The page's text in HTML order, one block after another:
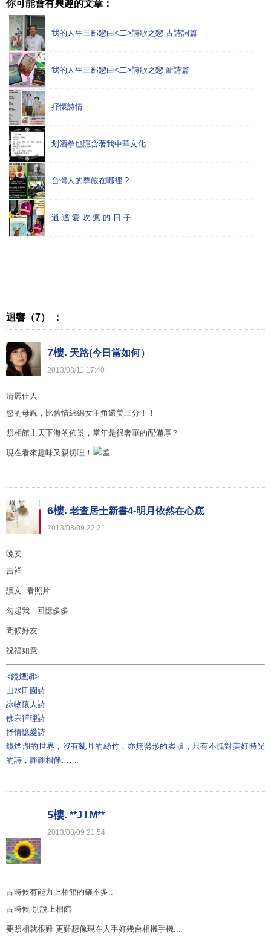
你可能會有興趣的文章：
我的人生三部戀曲<二>詩歌之戀 古詩詞篇
我的人生三部戀曲<二>詩歌之戀 新詩篇
抒懷詩情
划酒拳也隱含著我中華文化
台灣人的尊嚴在哪裡 ?
逍 遙 愛 吹 瘋 的 日 子
迴響（7） ：
7樓. 天路(今日當如何）
2013/08/11 17:40
清麗佳人
您的母親，比舊情綿綿女主角還美三分！！
照相館上天下海的佈景，當年是很奢華的配備厚？
現在看來趣味又親切哩！
6樓. 老查居士新書4-明月依然在心底
2013/08/09 22:21
晚安
吉祥
讀文 看照片
勾起我 回憶多多
問候好友
祝福如意
<鏡煙湖>
山水田園詩
詠物懷人詩
佛宗禪理詩
抒情憶愛詩
鏡煙湖的世界，沒有亂耳的絲竹，亦無勞形的案牘，只有不愧對美好時光
的詩，靜靜相伴……
5樓. **J I M**
2013/08/09 21 :54
古時候有能力上相館的確不多..
古時候 別說上相館
要照相就很難 更難想像現在人手好幾台相機手機...